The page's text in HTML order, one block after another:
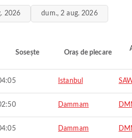
2026 dum., 2 aug. 2026
Sosește Oraș de plecare
Istanbul
Dammam
Dammam